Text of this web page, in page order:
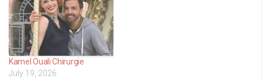
Kamel Ouali Chirurgie
July 19, 2026